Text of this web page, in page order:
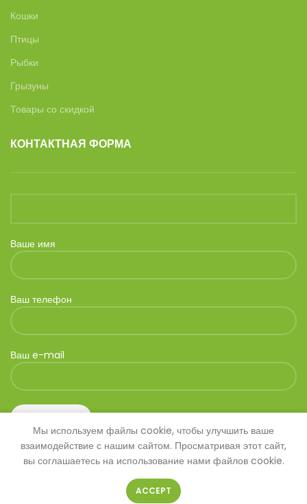
Кошки
Птицы
Рыбки
Грызуны
Товары со скидкой
КОНТАКТНАЯ ФОРМА
Ваше имя
Ваш телефон
Ваш e-mail
SAVANNA. Все права защищены
Мы используем файлы cookie, чтобы улучшить ваше
взаимодействие с нашим сайтом. Просматривая этот сайт,
вы соглашаетесь на использование нами файлов cookie.
ACCEPT